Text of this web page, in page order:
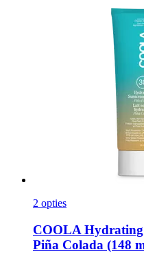
2 opties
COOLA Hydrating
Piña Colada (148